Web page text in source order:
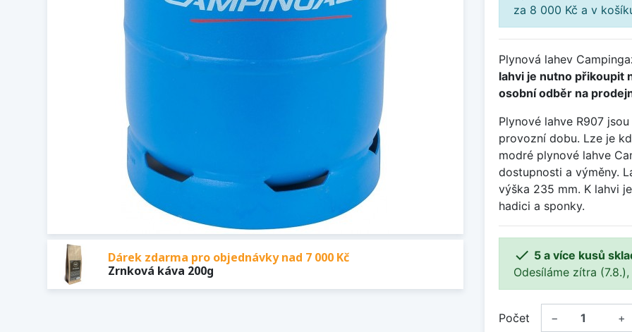
Dárek zdarma pro objednávky nad 7 000 Kč
Zrnková káva 200g
za 8 000 Kč a v
Plynová lahev
lahvi je nutno přikoupit
osobní odběr na
Plynové lahve R907
provozní dobu. Lze je
modré plynové lahve
dostupnosti a výměny.
výška 235 mm. K lahvi
hadici a sponky.
 5 a více kusů
Odesíláme zítra
Počet − +